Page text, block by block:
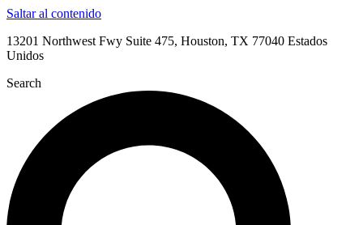
Saltar al contenido
13201 Northwest Fwy Suite 475, Houston, TX 77040 Estados
Unidos
Search